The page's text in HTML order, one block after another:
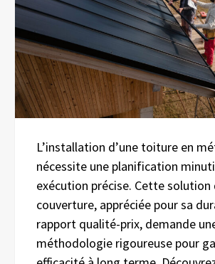
L’installation d’une toiture en
nécessite une planification
exécution précise. Cette solution
couverture, appréciée pour sa
rapport qualité-prix, demande
méthodologie rigoureuse pour